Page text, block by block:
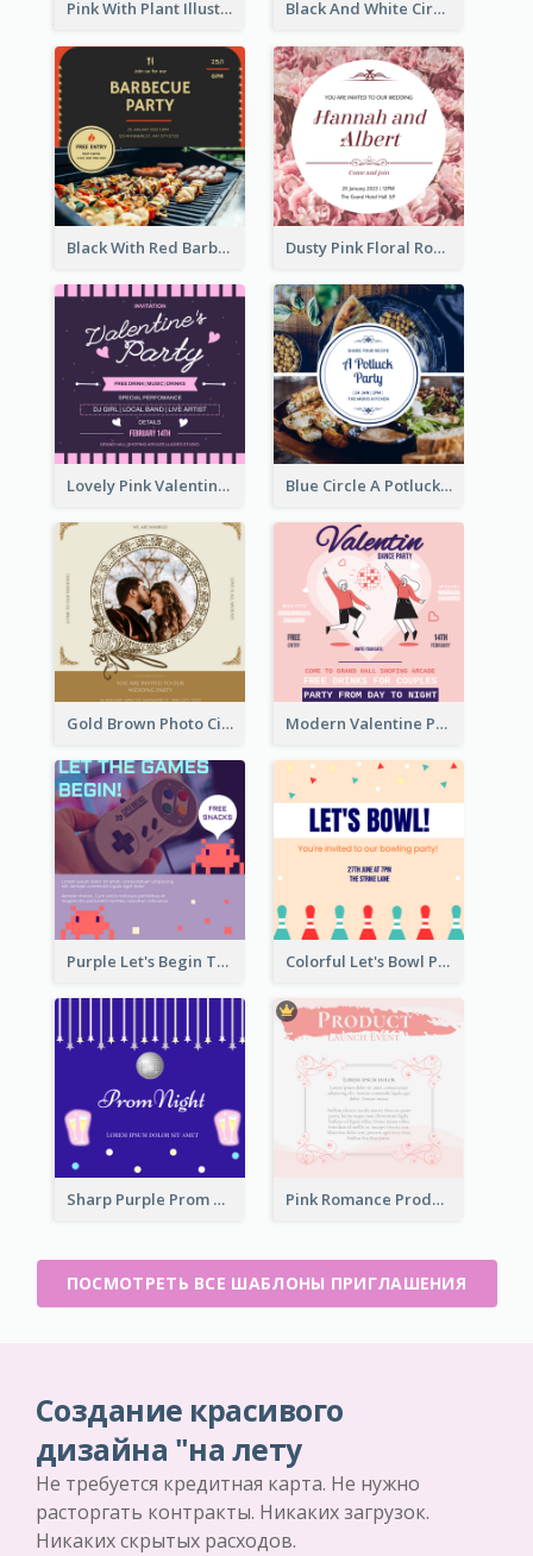
Pink With Plant Illustration Wedding Party Invitation Black And White Circle Photo Thanksgiving Dinner Invitation
Black With Red Barbecue Housewarming Invitation Dusty Pink Floral Round Wedding Invitation
Lovely Pink Valentine Celebration Invitation Design Ideas Blue Circle A Potluck Party Invitation
Gold Brown Photo Circle Wedding Invitation Modern Valentine Party Pink Invitation Design Templates
Purple Let's Begin The Games Entry Invitation Colorful Let's Bowl Party Playing Invitation
Sharp Purple Prom Night With Stars Invitation Pink Romance Product Launch Event
ПОСМОТРЕТЬ ВСЕ ШАБЛОНЫ ПРИГЛАШЕНИЯ
Создание красивого
дизайна "на лету
Не требуется кредитная карта. Не нужно
расторгать контракты. Никаких загрузок.
Никаких скрытых расходов.